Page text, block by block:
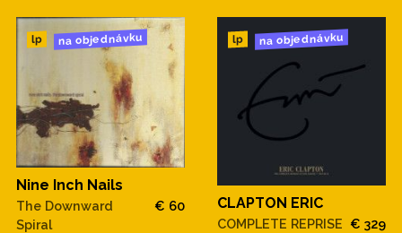
lp na objednávku
Nine Inch Nails
The Downward
Spiral
€ 60
lp na objednávku
CLAPTON ERIC
COMPLETE REPRISE € 329